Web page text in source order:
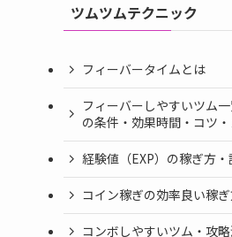
ツムツムテクニック
フィーバータイムとは
フィーバーしやすいツム
の条件・効果時間・コツ
経験値（EXP）の稼ぎ方
コイン稼ぎの効率良い稼
コンボしやすいツム・攻